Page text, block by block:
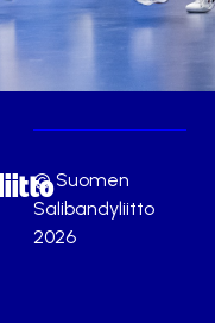
© Suomen
Salibandyliitto
2026